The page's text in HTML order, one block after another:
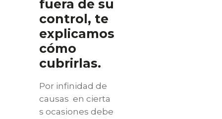
fuera de su
control, te
explicamos
cómo
cubrirlas.
Por infinidad de
causas en cierta
s ocasiones debe